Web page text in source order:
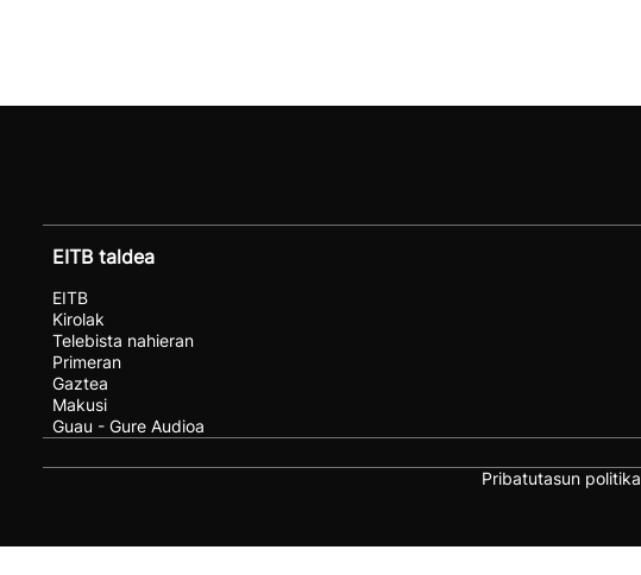
EITB taldea
EITB
Kirolak
Telebista nahieran
Primeran
Gaztea
Makusi
Guau - Gure Audioa
Pribatutasun politika